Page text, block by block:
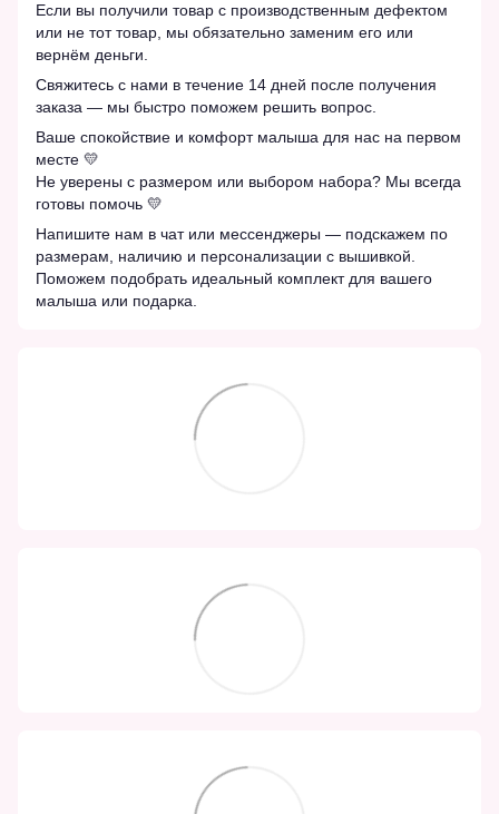
Если вы получили товар с производственным дефектом
или не тот товар, мы обязательно заменим его или
вернём деньги.
Свяжитесь с нами в течение 14 дней после получения
заказа — мы быстро поможем решить вопрос.
Ваше спокойствие и комфорт малыша для нас на первом
месте 💛
Не уверены с размером или выбором набора? Мы всегда
готовы помочь 💛
Напишите нам в чат или мессенджеры — подскажем по
размерам, наличию и персонализации с вышивкой.
Поможем подобрать идеальный комплект для вашего
малыша или подарка.